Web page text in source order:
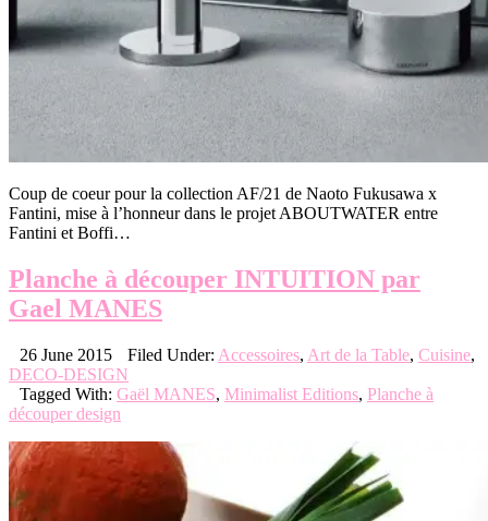
Coup de coeur pour la collection AF/21 de Naoto Fukusawa x
Fantini, mise à l’honneur dans le projet ABOUTWATER entre
Fantini et Boffi…
Planche à découper INTUITION par
Gael MANES
26 June 2015 Filed Under: Accessoires, Art de la Table, Cuisine,
DECO-DESIGN
Tagged With: Gaël MANES, Minimalist Editions, Planche à
découper design